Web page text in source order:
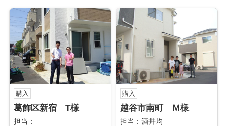
購入
葛飾区新宿 T様
担当：
購入
越谷市南町 Ｍ様
担当：酒井均